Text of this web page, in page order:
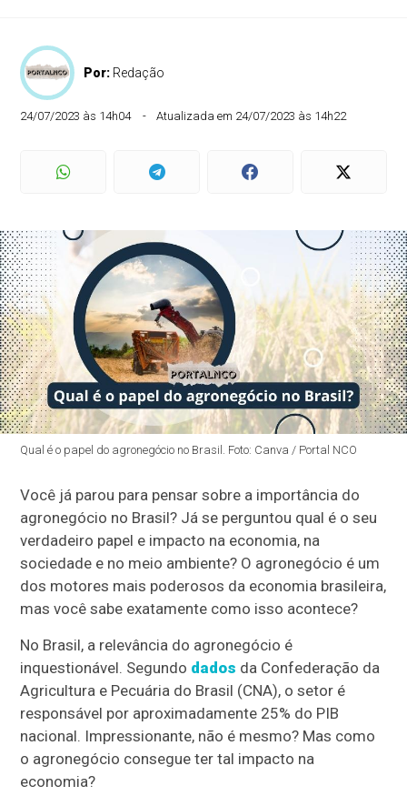
Por: Redação
24/07/2023 às 14h04 Atualizada em 24/07/2023 às 14h22
Qual é o papel do agronegócio no Brasil. Foto: Canva / Portal NCO
Você já parou para pensar sobre a importância do
agronegócio no Brasil? Já se perguntou qual é o seu
verdadeiro papel e impacto na economia, na
sociedade e no meio ambiente? O agronegócio é um
dos motores mais poderosos da economia brasileira,
mas você sabe exatamente como isso acontece?
No Brasil, a relevância do agronegócio é
inquestionável. Segundo dados da Confederação da
Agricultura e Pecuária do Brasil (CNA), o setor é
responsável por aproximadamente 25% do PIB
nacional. Impressionante, não é mesmo? Mas como
o agronegócio consegue ter tal impacto na
economia?